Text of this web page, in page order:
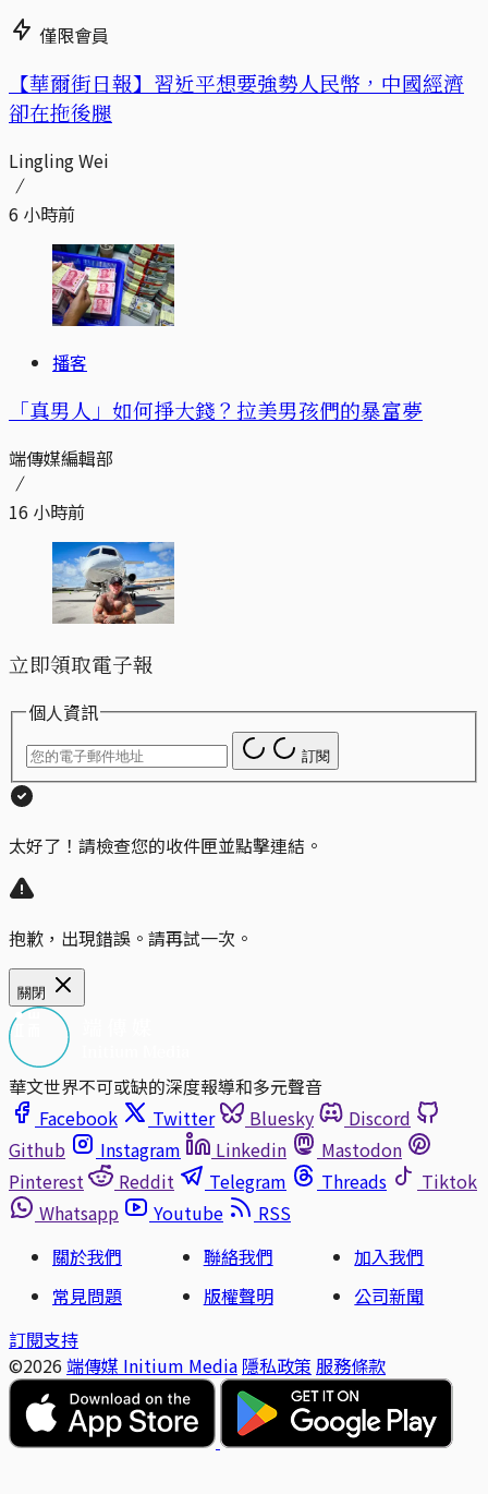
僅限會員
【華爾街日報】習近平想要強勢人民幣，中國經濟
卻在拖後腿
Lingling Wei
6 小時前
播客
「真男人」如何掙大錢？拉美男孩們的暴富夢
端傳媒編輯部
16 小時前
立即領取電子報
個人資訊
訂閱
太好了！請檢查您的收件匣並點擊連結。
抱歉，出現錯誤。請再試一次。
關閉
華文世界不可或缺的深度報導和多元聲音
Facebook
Twitter Bluesky
Discord
Github
Instagram Linkedin
Mastodon
Pinterest
Reddit Telegram Threads
Tiktok
Whatsapp
Youtube
RSS
關於我們
聯絡我們
加入我們
常見問題
版權聲明
公司新聞
訂閱支持
©2026 端傳媒 Initium Media 隱私政策 服務條款